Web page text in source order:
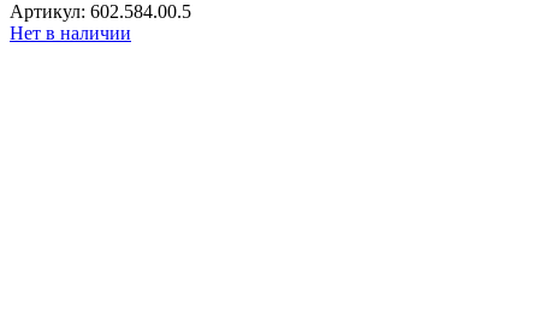
Артикул: 602.584.00.5
Нет в наличии